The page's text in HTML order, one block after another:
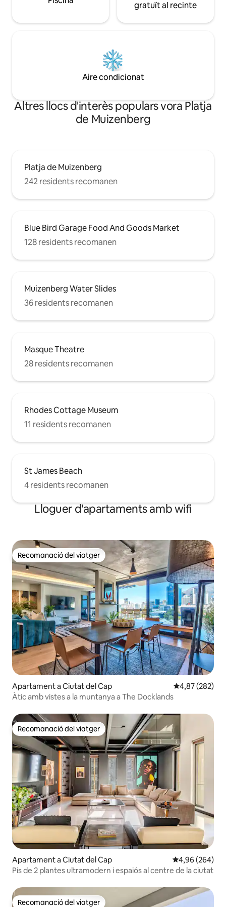
gratuït al recinte
Aire condicionat
Altres llocs d'interès populars vora Platja
de Muizenberg
Platja de Muizenberg
242 residents recomanen
Blue Bird Garage Food And Goods Market
128 residents recomanen
Muizenberg Water Slides
36 residents recomanen
Masque Theatre
28 residents recomanen
Rhodes Cottage Museum
11 residents recomanen
St James Beach
4 residents recomanen
Lloguer d'apartaments amb wifi
Recomanació del viatger
Recomanació del viatger
Apartament a Ciutat del Cap 4,87 de
4,87 (282)
Àtic amb vistes a la muntanya a The Docklands
Recomanació del viatger
Recomanació del viatger
Apartament a Ciutat del Cap 4,96 de
4,96 (264)
Pis de 2 plantes ultramodern i espaiós al centre de la ciutat
Recomanació del viatger